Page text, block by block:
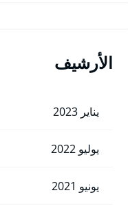
الأرشيف
يناير 2023
يوليو 2022
يونيو 2021